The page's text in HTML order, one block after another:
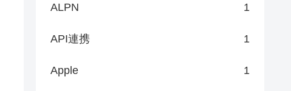
ALPN 1
API連携 1
Apple 1